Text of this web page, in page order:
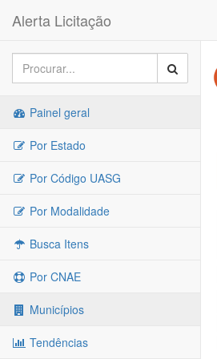
Alerta Licitação
Painel geral
Por Estado
Por Código UASG
Por Modalidade
Busca Itens
Por CNAE
Municípios
Tendências